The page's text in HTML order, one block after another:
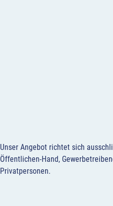
Unser Angebot richtet sich
Öffentlichen-Hand,
Privatpersonen.